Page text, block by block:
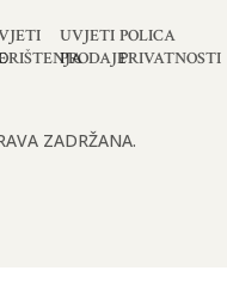
UVJETI
PRODAJE
POLICA
PRIVATNOSTI
ZADRŽANA.